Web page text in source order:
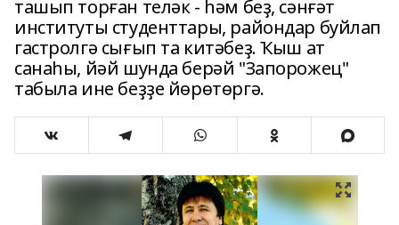
ташып торған теләк - һәм беҙ, сәнғәт
институты студенттары, райондар буйлап
гастролгә сығып та китәбеҙ. Ҡыш ат
санаһы, йәй шунда берәй "Запорожец"
табыла ине беҙҙе йөрөтөргә.